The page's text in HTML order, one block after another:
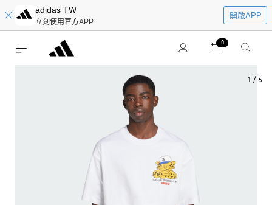
adidas TW
立刻使用官方APP
開啟APP
0
1 / 6